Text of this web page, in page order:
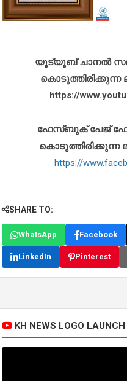
യൂട്യൂബ് ചാനൽ
കൊടുത്തിരിക്കുന്ന
https://
ഫേസ്ബുക് പേജ്
കൊടുത്തിരിക്കുന്ന
https://
SHARE TO:
WhatsApp Facebook
LinkedIn Pinterest
KH NEWS LOGO LAUNCH